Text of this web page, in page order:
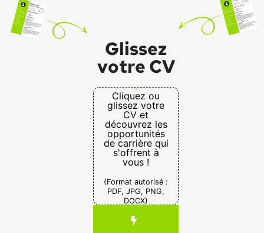
Glissez
votre CV
Cliquez ou
glissez votre
CV et
découvrez les
opportunités
de carrière qui
s'offrent à
vous !
(Format autorisé :
PDF, JPG, PNG,
DOCX)